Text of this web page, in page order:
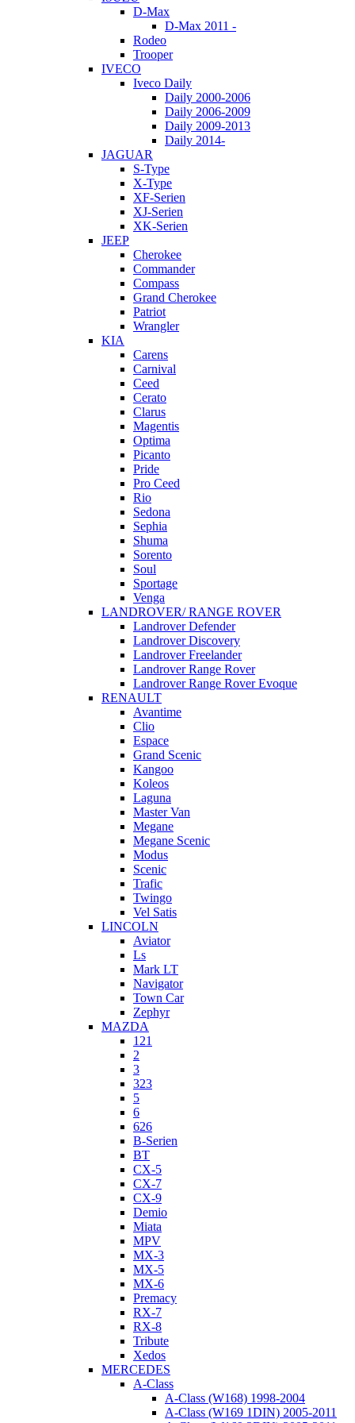
D-Max
D-Max 2011 -
Rodeo
Trooper
IVECO
Iveco Daily
Daily 2000-2006
Daily 2006-2009
Daily 2009-2013
Daily 2014-
JAGUAR
S-Type
X-Type
XF-Serien
XJ-Serien
XK-Serien
JEEP
Cherokee
Commander
Compass
Grand Cherokee
Patriot
Wrangler
KIA
Carens
Carnival
Ceed
Cerato
Clarus
Magentis
Optima
Picanto
Pride
Pro Ceed
Rio
Sedona
Sephia
Shuma
Sorento
Soul
Sportage
Venga
LANDROVER/ RANGE ROVER
Landrover Defender
Landrover Discovery
Landrover Freelander
Landrover Range Rover
Landrover Range Rover Evoque
RENAULT
Avantime
Clio
Espace
Grand Scenic
Kangoo
Koleos
Laguna
Master Van
Megane
Megane Scenic
Modus
Scenic
Trafic
Twingo
Vel Satis
LINCOLN
Aviator
Ls
Mark LT
Navigator
Town Car
Zephyr
MAZDA
121
2
3
323
5
6
626
B-Serien
BT
CX-5
CX-7
CX-9
Demio
Miata
MPV
MX-3
MX-5
MX-6
Premacy
RX-7
RX-8
Tribute
Xedos
MERCEDES
A-Class
A-Class (W168) 1998-2004
A-Class (W169 1DIN) 2005-2011